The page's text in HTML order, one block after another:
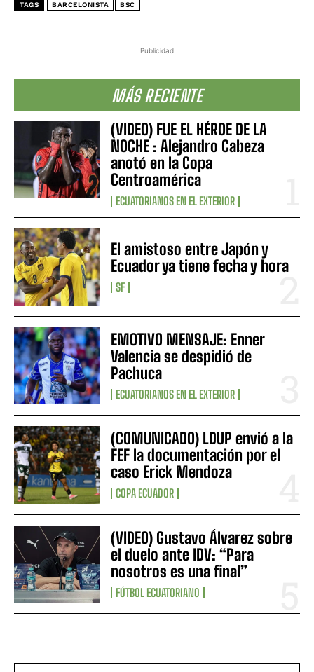
Publicidad
MÁS RECIENTE
(VIDEO) FUE EL HÉROE DE LA
NOCHE : Alejandro Cabeza
anotó en la Copa
Centroamérica
ECUATORIANOS EN EL EXTERIOR
El amistoso entre Japón y
Ecuador ya tiene fecha y hora
SF
EMOTIVO MENSAJE: Enner
Valencia se despidió de
Pachuca
ECUATORIANOS EN EL EXTERIOR
(COMUNICADO) LDUP envió a la
FEF la documentación por el
caso Erick Mendoza
COPA ECUADOR
(VIDEO) Gustavo Álvarez sobre
el duelo ante IDV: “Para
nosotros es una final”
FÚTBOL ECUATORIANO
TAGS BARCELONISTA BSC